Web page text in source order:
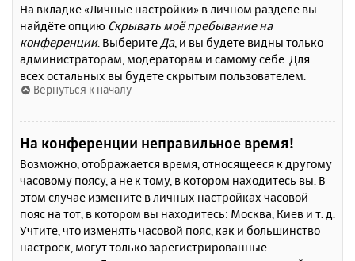
На вкладке «Личные настройки» в личном разделе вы
найдёте опцию Скрывать моё пребывание на
конференции. Выберите Да, и вы будете видны только
администраторам, модераторам и самому себе. Для
всех остальных вы будете скрытым пользователем.
Вернуться к началу
На конференции неправильное время!
Возможно, отображается время, относящееся к другому
часовому поясу, а не к тому, в котором находитесь вы. В
этом случае измените в личных настройках часовой
пояс на тот, в котором вы находитесь: Москва, Киев и т. д.
Учтите, что изменять часовой пояс, как и большинство
настроек, могут только зарегистрированные